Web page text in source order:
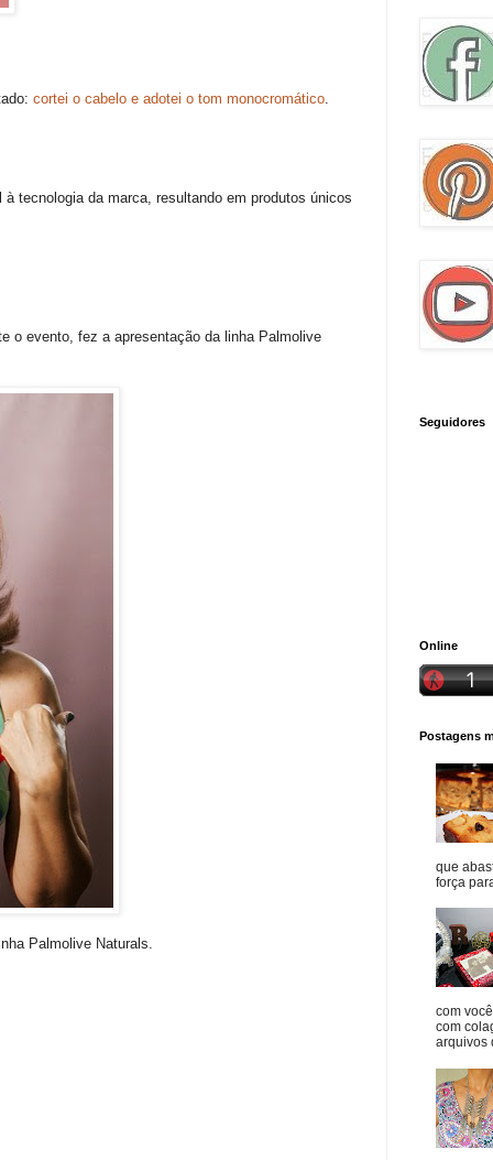
cortei o cabelo e adotei o tom monocromático.
tecnologia da marca, resultando em produtos únicos
o evento, fez a apresentação da linha Palmolive
Palmolive Naturals.
Seguidores
Online
Postagens
que
força
com
com
arquivos